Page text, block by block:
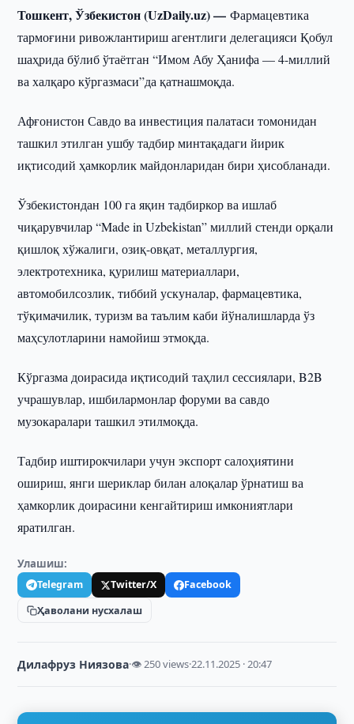
Тошкент, Ўзбекистон (UzDaily.uz) —Фармацевтика
тармоғини ривожлантириш агентлиги делегацияси Қобул
шаҳрида бўлиб ўтаётган “Имом Абу Ҳанифа — 4-миллий
ва халқаро кўргазмаси”да қатнашмоқда.
Афғонистон Савдо ва инвестиция палатаси томонидан
ташкил этилган ушбу тадбир минтақадаги йирик
иқтисодий ҳамкорлик майдонларидан бири ҳисобланади.
Ўзбекистондан 100 га яқин тадбиркор ва ишлаб
чиқарувчилар “Made in Uzbekistan” миллий стенди орқали
қишлоқ хўжалиги, озиқ-овқат, металлургия,
электротехника, қурилиш материаллари,
автомобилсозлик, тиббий ускуналар, фармацевтика,
тўқимачилик, туризм ва таълим каби йўналишларда ўз
маҳсулотларини намойиш этмоқда.
Кўргазма доирасида иқтисодий таҳлил сессиялари, B2B
учрашувлар, ишбилармонлар форуми ва савдо
музокаралари ташкил этилмоқда.
Тадбир иштирокчилари учун экспорт салоҳиятини
ошириш, янги шериклар билан алоқалар ўрнатиш ва
ҳамкорлик доирасини кенгайтириш имкониятлари
яратилган.
Улашиш:
Telegram Twitter/X
Facebook
Ҳаволани нусхалаш
Дилафруз Ниязова·👁 250 views·22.11.2025 · 20:47